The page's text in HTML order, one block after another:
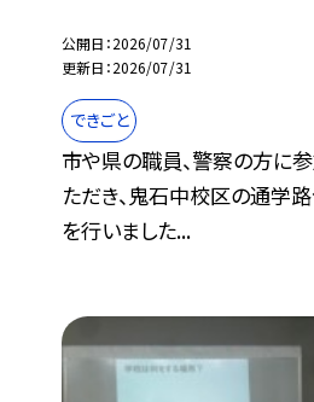
公開日 2026/07/31
更新日 2026/07/31
できごと
市や県の職員、警察の方に
ただき、鬼石中校区の通学
を行いました...